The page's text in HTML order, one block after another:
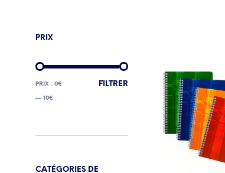
PRIX
PRIX
MIN
PRIX
MAX
FILTRER
PRIX : 0€
— 10€
CATÉGORIES DE